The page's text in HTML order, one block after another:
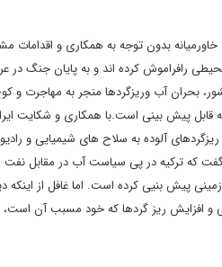
بدون توجه به همکاری و اقدامات
رافراموش کرده اند و به پایان جنگ در
بحران آب وریزگردها منجر به مهاجرت
پیش بینی است.با همکاری و شکایت
ریزگردهای آلوده به سلاح های شیمیایی و
که ترکیه در پی سیاست آب در مقابل
پیش بنیی کرده است. اما غافل از اینکه
افزایش ریز گردها که خود مسبب آن است،